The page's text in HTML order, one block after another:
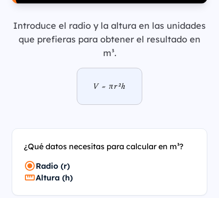
Introduce el radio y la altura en las unidades
que prefieras para obtener el resultado en
m³.
V = πr²h
¿Qué datos necesitas para calcular en m³?
Radio (r)
Altura (h)